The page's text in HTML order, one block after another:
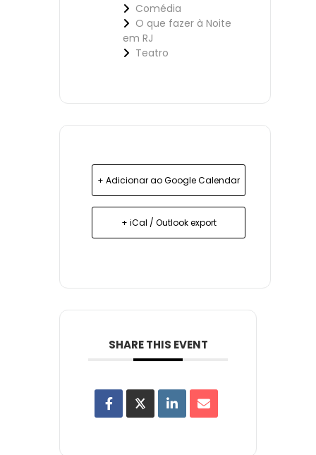
Comédia
O que fazer à Noite
em RJ
Teatro
+ Adicionar ao Google Calendar
+ iCal / Outlook export
SHARE THIS EVENT